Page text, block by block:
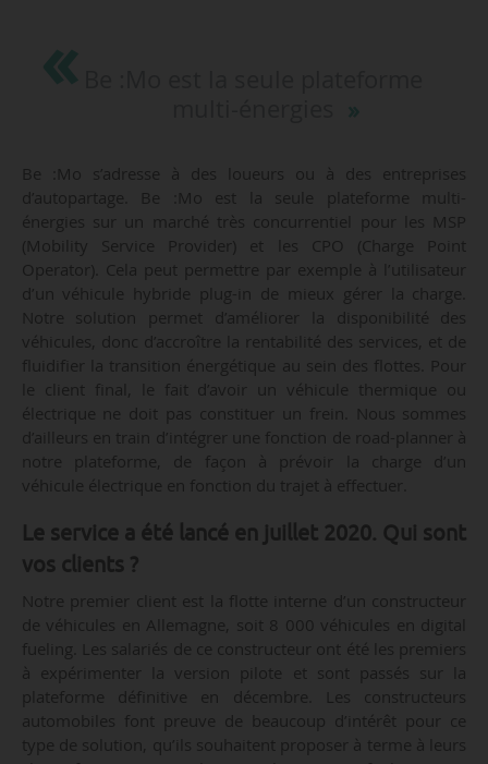
Be :Mo s’adresse à des loueurs ou à des entreprises
d’autopartage. Be :Mo est la seule plateforme multi-
énergies sur un marché très concurrentiel pour les MSP
(Mobility Service Provider) et les CPO (Charge Point
Operator). Cela peut permettre par exemple à l’utilisateur
d’un véhicule hybride plug-in de mieux gérer la charge.
Notre solution permet d’améliorer la disponibilité des
véhicules, donc d’accroître la rentabilité des services, et de
fluidifier la transition énergétique au sein des flottes. Pour
le client final, le fait d’avoir un véhicule thermique ou
électrique ne doit pas constituer un frein. Nous sommes
d’ailleurs en train d’intégrer une fonction de road-planner à
notre plateforme, de façon à prévoir la charge d’un
véhicule électrique en fonction du trajet à effectuer.
Le service a été lancé en juillet 2020. Qui sont
vos clients ?
Notre premier client est la flotte interne d’un constructeur
de véhicules en Allemagne, soit 8 000 véhicules en digital
fueling. Les salariés de ce constructeur ont été les premiers
à expérimenter la version pilote et sont passés sur la
plateforme définitive en décembre. Les constructeurs
automobiles font preuve de beaucoup d’intérêt pour ce
type de solution, qu’ils souhaitent proposer à terme à leurs